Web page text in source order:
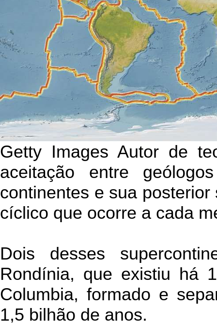
Getty Images Autor de
aceitação entre
continentes e sua
cíclico que ocorre a cada
Dois desses
Rondínia, que existiu há
Columbia, formado e
1,5 bilhão de anos.